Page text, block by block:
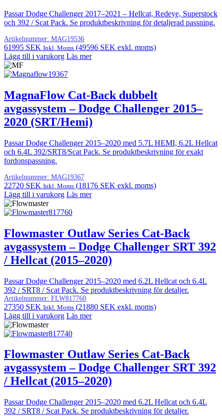
Passar Dodge Challenger 2017–2021 – Hellcat, Redeye, Superstock
och 392 / Scat Pack. Se produktbeskrivning för detaljerad passning.
Artikelnummer: MAG19536
61995 SEK Inkl. Moms (49596 SEK exkl. moms)
Lägg till i varukorg Läs mer
MagnaFlow Cat-Back dubbelt
avgassystem – Dodge Challenger 2015–
2020 (SRT/Hemi)
Passar Dodge Challenger 2015–2020 med 5.7L HEMI, 6.2L Hellcat
och 6.4L 392/SRT8/Scat Pack. Se produktbeskrivning för exakt
fordonspassning.
Artikelnummer: MAG19367
22720 SEK Inkl. Moms (18176 SEK exkl. moms)
Lägg till i varukorg Läs mer
Flowmaster Outlaw Series Cat-Back
avgassystem – Dodge Challenger SRT 392
/ Hellcat (2015–2020)
Passar Dodge Challenger 2015–2020 med 6.2L Hellcat och 6.4L
392 / SRT8 / Scat Pack. Se produktbeskrivning för detaljer.
Artikelnummer: FLW817760
27350 SEK Inkl. Moms (21880 SEK exkl. moms)
Lägg till i varukorg Läs mer
Flowmaster Outlaw Series Cat-Back
avgassystem – Dodge Challenger SRT 392
/ Hellcat (2015–2020)
Passar Dodge Challenger 2015–2020 med 6.2L Hellcat och 6.4L
392 / SRT8 / Scat Pack. Se produktbeskrivning för detaljer.